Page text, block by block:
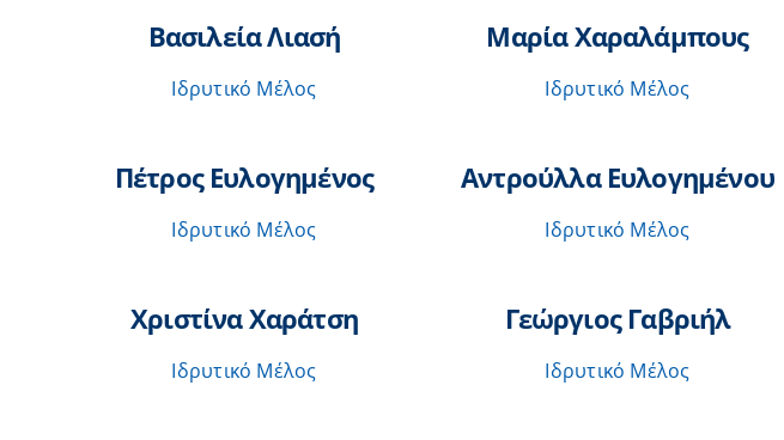
Βασιλεία Λιασή
Ιδρυτικό Μέλος
Μαρία Χαραλάμπους
Ιδρυτικό Μέλος
Πέτρος Ευλογημένος
Ιδρυτικό Μέλος
Αντρούλλα Ευλογημένου
Ιδρυτικό Μέλος
Χριστίνα Χαράτση
Ιδρυτικό Μέλος
Γεώργιος Γαβριήλ
Ιδρυτικό Μέλος